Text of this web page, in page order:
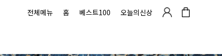
전체메뉴 홈 베스트100 오늘의신상